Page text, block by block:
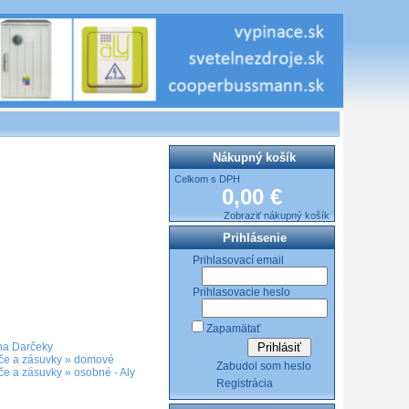
Darčeky
a zásuvky » domové
a zásuvky » osobné - Aly
Nákupný košík
Celkom s DPH
0,00 €
Zobraziť nákupný košík
Prihlásenie
Prihlasovací email
Prihlasovacie heslo
Zapamätať
Zabudol som heslo
Registrácia